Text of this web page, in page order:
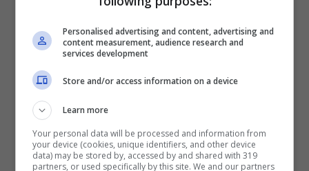
Pare che la Model 3 abbia iniziato a
mandare degli avvisi relativi ad un
Personalised advertising and content, advertising and
content measurement, audience research and
services development
Store and/or access information on a device
Learn more
Your personal data will be processed and information from
your device (cookies, unique identifiers, and other device
data) may be stored by, accessed by and shared with 319
partners, or used specifically by this site. We and our partners